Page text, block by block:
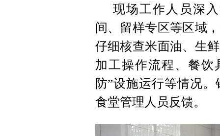
现场工作人员深
间、留样专区等区域
仔细核查米面油、生
加工操作流程、餐饮
防”设施运行等情况
食堂管理人员反馈。